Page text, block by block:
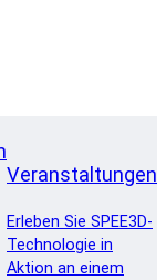
Veranstaltungen
Erleben Sie SPEE3D-
Technologie in
Aktion an einem